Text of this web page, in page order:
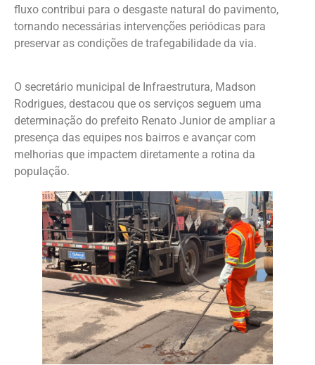
fluxo contribui para o desgaste natural do pavimento,
tornando necessárias intervenções periódicas para
preservar as condições de trafegabilidade da via.
O secretário municipal de Infraestrutura, Madson
Rodrigues, destacou que os serviços seguem uma
determinação do prefeito Renato Junior de ampliar a
presença das equipes nos bairros e avançar com
melhorias que impactem diretamente a rotina da
população.